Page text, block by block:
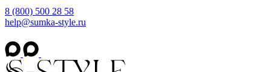
8 (800) 500 28 58
help@sumka-style.ru